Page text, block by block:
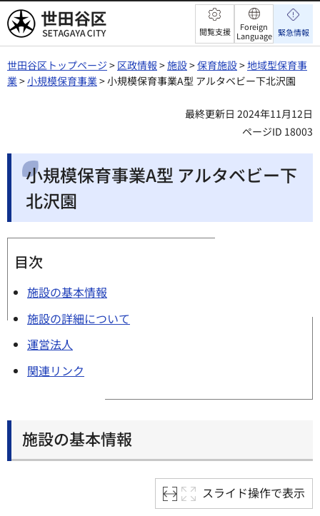
世田谷区 閲覧支援
Foreign
Language 緊急情報
世田谷区トップページ > 区政情報 >施設>保育施設>地域型保育事
業>小規模保育事業> 小規模保育事業A型 アルタベビー下北沢園
最終更新日 2024年11月12日
ページID 18003
小規模保育事業A型 アルタベビー下
北沢園
目次
施設の基本情報
施設の詳細について
運営法人
関連リンク
施設の基本情報
スライド操作で表示